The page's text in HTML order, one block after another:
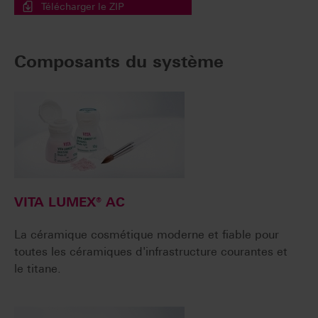
Télécharger le ZIP
Composants du système
VITA LUMEX® AC
La céramique cosmétique moderne et fiable pour
toutes les céramiques d'infrastructure courantes et
le titane.